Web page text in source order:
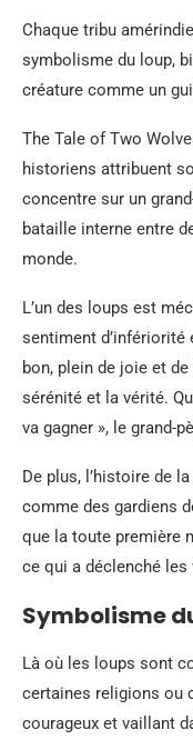
Chaque tribu
symbolisme du loup,
créature comme un
The Tale of Two
historiens attribuent
concentre sur un
bataille interne entre
monde.
L’un des loups est
sentiment d’infériorité
bon, plein de joie et
sérénité et la vérité.
va gagner », le grand-
De plus, l’histoire de
comme des gardiens
que la toute première
ce qui a déclenché les
Symbolisme
Là où les loups sont
certaines religions ou
courageux et vaillant